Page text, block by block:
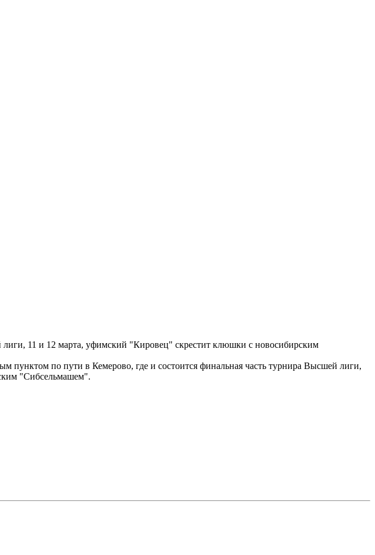
11 и 12 марта, уфимский "Кировец" скрестит клюшки с новосибирским
по пути в Кемерово, где и состоится финальная часть турнира Высшей лиги,
"Сибсельмашем".